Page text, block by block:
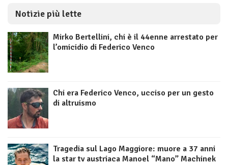
Notizie più lette
Mirko Bertellini, chi è il 44enne arrestato per
l’omicidio di Federico Venco
Chi era Federico Venco, ucciso per un gesto
di altruismo
Tragedia sul Lago Maggiore: muore a 37 anni
la star tv austriaca Manoel “Mano” Machinek